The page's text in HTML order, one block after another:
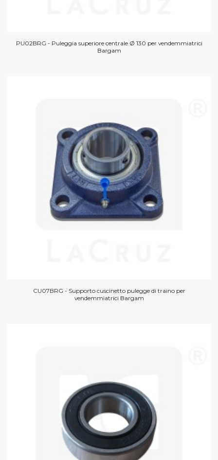
PU02BRG - Puleggia superiore centrale Ø 130 per vendemmiatrici
Bargam
CU07BRG - Supporto cuscinetto pulegge di traino per
vendemmiatrici Bargam